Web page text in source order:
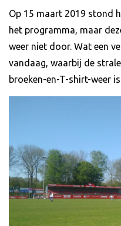
Op 15 maart 2019 stond
het programma, maar
weer niet door. Wat een
vandaag, waarbij de
broeken-en-T-shirt-weer